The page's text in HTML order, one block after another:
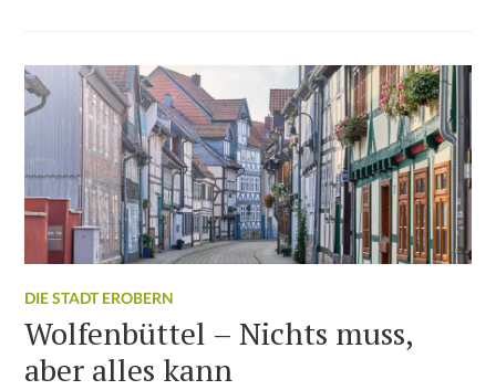
DIE STADT EROBERN
Wolfenbüttel – Nichts muss,
aber alles kann